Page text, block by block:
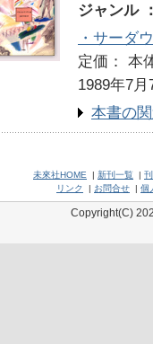
ジャンル
・サーダ
定価：
1989年7月
本書の
未來社HOME | 新刊一覧 |
リンク
| お問合せ | 個
Copyright(C)